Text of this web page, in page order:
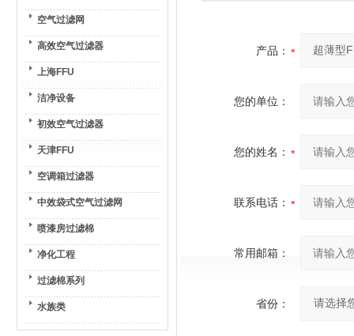
空气过滤网
高效空气过滤器
上海FFU
洁净设备
初效空气过滤器
天津FFU
空调箱过滤器
中效袋式空气过滤网
喷漆房过滤棉
净化工程
过滤棉系列
水族类
产品：
您的单位：
您的姓名：
联系电话：
常用邮箱：
省份：